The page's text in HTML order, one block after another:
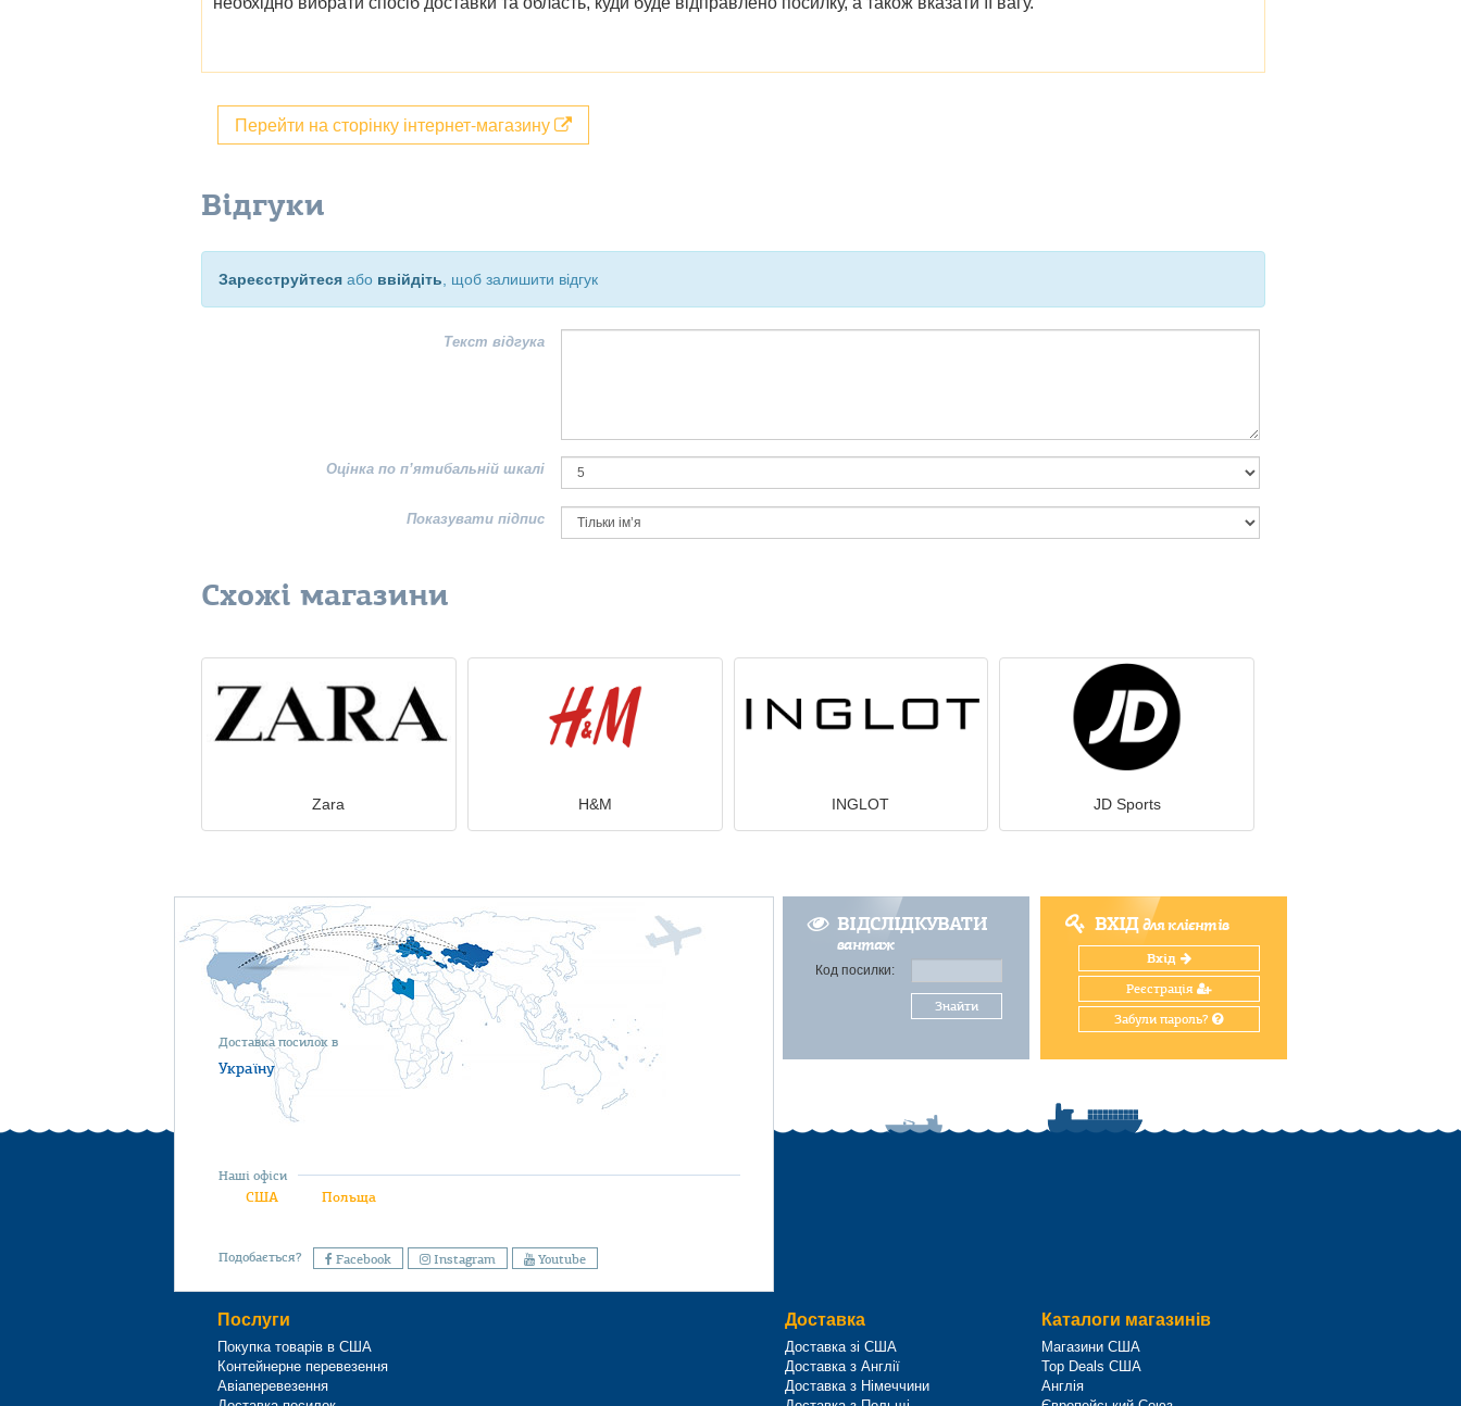
Перейти на сторінку інтернет-магазину
Відгуки
Зареєструйтеся або ввійдіть , щоб залишити відгук
Текст відгука
Оцінка по п’ятибальній шкалі
Показувати підпис
Схожі магазини
Zara H&M INGLOT JD Sports
ВІДСЛІДКУВАТИ
вантаж
Код посилки:
Знайти
ВХІДдля клієнтів
Вхід
Реєстрація
Забули пароль?
Доставка посилок в
Україну
Наші офіси
США Польща
Подобається? Facebook Instagram Youtube
Послуги
Покупка товарів в США
Контейнерне перевезення
Авіаперевезення
Доставка
Доставка зі США
Доставка з Англії
Доставка з Німеччини
Каталоги магазинів
Магазини США
Top Deals США
Англія